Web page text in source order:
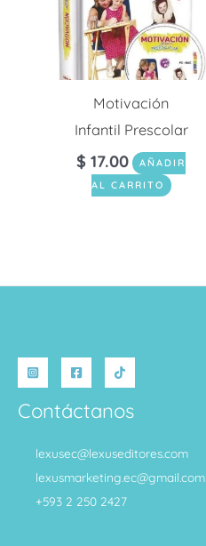
Motivación
Infantil Prescolar
$ 17.00
AÑADIR
AL CARRITO
Contáctanos
lexusec@lexuseditores.com
lexusmarketing.ec@gmail.com
+593 2 250 2427